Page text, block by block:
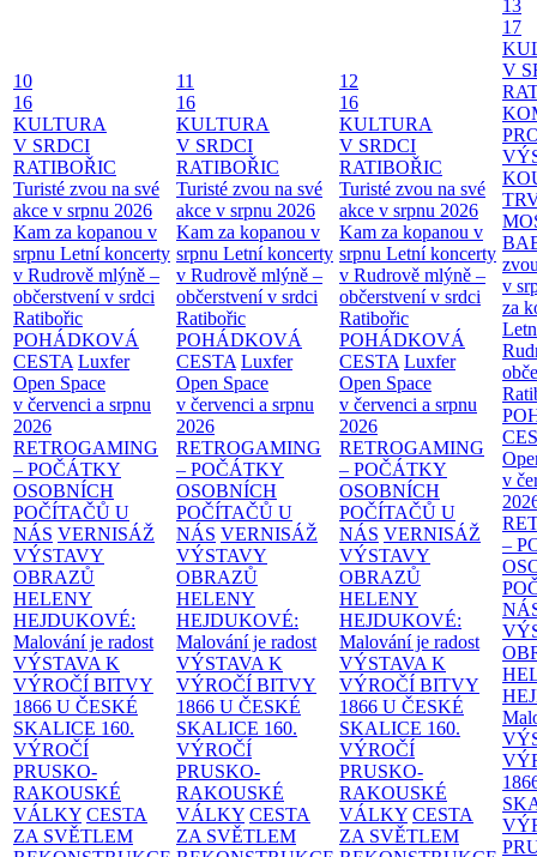
10
16
KULTURA
V SRDCI
RATIBOŘIC
Turisté zvou na své
akce v srpnu 2026
Kam za kopanou v
srpnu Letní koncerty
v Rudrově mlýně –
občerstvení v srdci
Ratibořic
POHÁDKOVÁ
CESTA Luxfer
Open Space
v červenci a srpnu
2026
RETROGAMING
– POČÁTKY
OSOBNÍCH
POČÍTAČŮ U
NÁS VERNISÁŽ
VÝSTAVY
OBRAZŮ
HELENY
HEJDUKOVÉ:
Malování je radost
VÝSTAVA K
VÝROČÍ BITVY
1866 U ČESKÉ
SKALICE 160.
VÝROČÍ
PRUSKO-
RAKOUSKÉ
VÁLKY CESTA
ZA SVĚTLEM
11
16
KULTURA
V SRDCI
RATIBOŘIC
Turisté zvou na své
akce v srpnu 2026
Kam za kopanou v
srpnu Letní koncerty
v Rudrově mlýně –
občerstvení v srdci
Ratibořic
POHÁDKOVÁ
CESTA Luxfer
Open Space
v červenci a srpnu
2026
RETROGAMING
– POČÁTKY
OSOBNÍCH
POČÍTAČŮ U
NÁS VERNISÁŽ
VÝSTAVY
OBRAZŮ
HELENY
HEJDUKOVÉ:
Malování je radost
VÝSTAVA K
VÝROČÍ BITVY
1866 U ČESKÉ
SKALICE 160.
VÝROČÍ
PRUSKO-
RAKOUSKÉ
VÁLKY CESTA
ZA SVĚTLEM
12
16
KULTURA
V SRDCI
RATIBOŘIC
Turisté zvou na své
akce v srpnu 2026
Kam za kopanou v
srpnu Letní koncerty
v Rudrově mlýně –
občerstvení v srdci
Ratibořic
POHÁDKOVÁ
CESTA Luxfer
Open Space
v červenci a srpnu
2026
RETROGAMING
– POČÁTKY
OSOBNÍCH
POČÍTAČŮ U
NÁS VERNISÁŽ
VÝSTAVY
OBRAZŮ
HELENY
HEJDUKOVÉ:
Malování je radost
VÝSTAVA K
VÝROČÍ BITVY
1866 U ČESKÉ
SKALICE 160.
VÝROČÍ
PRUSKO-
RAKOUSKÉ
VÁLKY CESTA
ZA SVĚTLEM
13
17
V
v
za
v
–